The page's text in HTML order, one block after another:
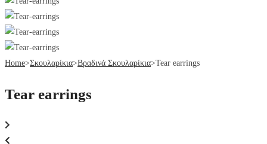
Home>Σκουλαρίκια>Βραδινά Σκουλαρίκια>Tear earrings
Tear earrings